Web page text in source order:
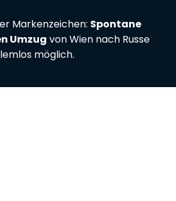
Markenzeichen: Spontane
Umzug von Wien nach Russe
möglich.